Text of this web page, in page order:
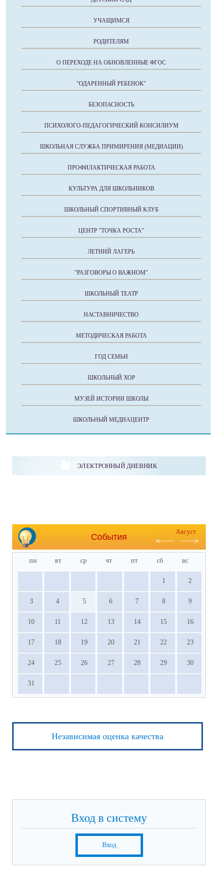
УЧАЩИМСЯ
РОДИТЕЛЯМ
О ПЕРЕХОДЕ НА ОБНОВЛЕННЫЕ ФГОС
"ОДАРЕННЫЙ РЕБЕНОК"
БЕЗОПАСНОСТЬ
ПСИХОЛОГО-ПЕДАГОГИЧЕСКИЙ КОНСИЛИУМ
ШКОЛЬНАЯ СЛУЖБА ПРИМИРЕНИЯ (МЕДИАЦИИ)
ПРОФИЛАКТИЧЕСКАЯ РАБОТА
КУЛЬТУРА ДЛЯ ШКОЛЬНИКОВ
ШКОЛЬНЫЙ СПОРТИВНЫЙ КЛУБ
ЦЕНТР "ТОЧКА РОСТА"
ЛЕТНИЙ ЛАГЕРЬ
"РАЗГОВОРЫ О ВАЖНОМ"
ШКОЛЬНЫЙ ТЕАТР
НАСТАВНИЧЕСТВО
МЕТОДИЧЕСКАЯ РАБОТА
ГОД СЕМЬИ
ШКОЛЬНЫЙ ХОР
МУЗЕЙ ИСТОРИИ ШКОЛЫ
ШКОЛЬНЫЙ МЕДИАЦЕНТР
ЭЛЕКТРОННЫЙ ДНЕВНИК
События
Август
пн вт ср чт пт сб вс
1 2
3 4 5 6 7 8 9
10 11 12 13 14 15 16
17 18 19 20 21 22 23
24 25 26 27 28 29 30
31
Независимая оценка качества
Вход в систему
Вход